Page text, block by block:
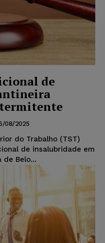
de
08/2025
do Trabalho (TST)
de insalubridade em
Belo...